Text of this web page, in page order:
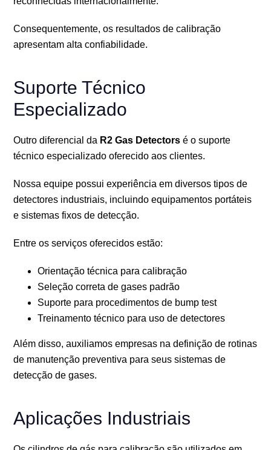
Consequentemente, os resultados de calibração
apresentam alta confiabilidade.
Suporte Técnico
Especializado
Outro diferencial da R2 Gas Detectors é o suporte
técnico especializado oferecido aos clientes.
Nossa equipe possui experiência em diversos tipos de
detectores industriais, incluindo equipamentos portáteis
e sistemas fixos de detecção.
Entre os serviços oferecidos estão:
Orientação técnica para calibração
Seleção correta de gases padrão
Suporte para procedimentos de bump test
Treinamento técnico para uso de detectores
Além disso, auxiliamos empresas na definição de rotinas
de manutenção preventiva para seus sistemas de
detecção de gases.
Aplicações Industriais